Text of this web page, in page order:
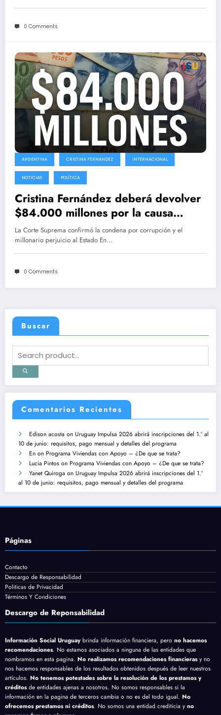
0 Comments
ARGENTINA CRISTINA FERNANDEZ INTERNACIONAL
NOTICIAS POLÍTICA
Cristina Fernández deberá devolver
$84.000 millones por la causa
Vialidad
La Corte Suprema confirmó la condena por corrupción y el
millonario perjuicio al Estado En…
0 Comments
Buscar
Comentarios Recientes
Edison acosta on Uruguay Impulsa 2026 abrirá inscripciones del 1.º al
10 de junio: requisitos, pago mensual y detalles del programa
En on Programa Viviendas con Apoyo – ¿De que se trata?
Lucia Pintos on Programa Viviendas con Apoyo – ¿De que se trata?
Yanet Quiroga on Uruguay Impulsa 2026 abrirá inscripciones del 1.º
al 10 de junio: requisitos, pago mensual y detalles del programa
Páginas
Contacto
Descargo de Responsabilidad
Politicas de Privacidad
Términos Y Condiciones
Descargo de Reponsabilidad
Información Social Uruguaybrinda información financiera, pero no hacemos
recomendaciones. No estamos asociados a ninguna de las entidades que
nombramos en esta pagina. No realizamos recomendaciones financierasy no
nos hacemos responsables de los resultados obtenidos después de leer nuestros
artículos. No tenemos potestades sobre la resolución de los prestamos y
créditosde entidades ajenas a nosotros. No somos responsables si la
información en la pagina de terceros cambia o no es del todo igual. No
ofrecemos prestamos ni créditos. No somos una entidad crediticia y no